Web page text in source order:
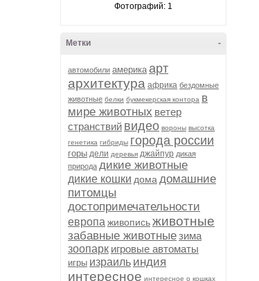
Фотографий: 1
-
Метки
автомобили америка арт
архитектура африка бездомные
животные белки букмекерская контора в
мире животных ветер
странствий видео вороны высотка
генетика гибриды города россии
горы дели деревья джайпур дикая
природа дикие животные
дикие кошки дома домашние
питомцы
достопримечательности
европа живописьживотные
забавные животныезима
зоопарк игровые автоматы
игры израиль индия
интересное интересное о кошках